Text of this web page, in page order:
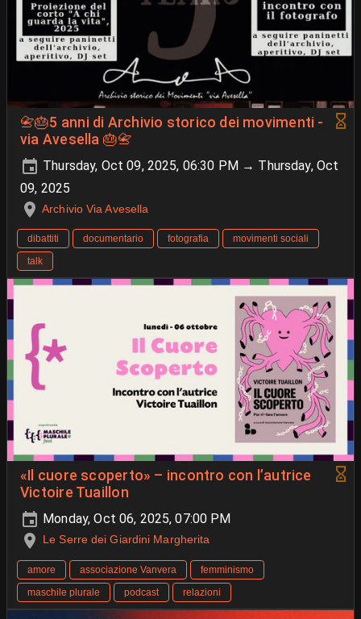
📇🎂5 anni di Archivio storico dei movimenti -
via Avesella 🎂📇
Thursday, Oct 09, 2025, 06:30 PM → Thursday, Oct
09, 2025
Archivio Via Avesella
dibattiti documentario fotografia
movimenti sociali
talk
«Il cuore scoperto» – incontro con l’autrice
Victoire Tuaillon
Monday, Oct 06, 2025, 07:00 PM
Le Serre dei Giardini Margherita
amore associazione Vanvera
femminismo
maschile plurale
podcast relazioni